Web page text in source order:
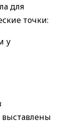
для
точки:
у